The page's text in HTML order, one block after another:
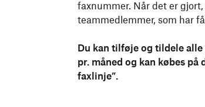
faxnummer. Når det er
teammedlemmer, som har
Du kan tilføje og tildele
pr. måned og kan købes på
faxlinje”.